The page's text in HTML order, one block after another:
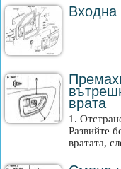
Входна
врата
1.
Развийте
вратата,